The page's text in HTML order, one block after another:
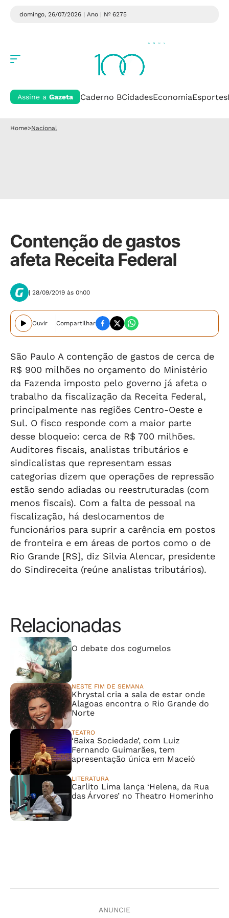
domingo, 26/07/2026 | Ano | Nº 6275
Assine a Gazeta Caderno BCidadesEconomiaEsportes
Home>Nacional
Contenção de gastos
afeta Receita Federal
| 28/09/2019 às 0h00
Ouvir Compartilhar
São Paulo A contenção de gastos de cerca de
R$ 900 milhões no orçamento do Ministério
da Fazenda imposto pelo governo já afeta o
trabalho da fiscalização da Receita Federal,
principalmente nas regiões Centro-Oeste e
Sul. O fisco responde com a maior parte
desse bloqueio: cerca de R$ 700 milhões.
Auditores fiscais, analistas tributários e
sindicalistas que representam essas
categorias dizem que operações de repressão
estão sendo adiadas ou reestruturadas (com
menos fiscais). Com a falta de pessoal na
fiscalização, há deslocamentos de
funcionários para suprir a carência em postos
de fronteira e em áreas de portos como o de
Rio Grande [RS], diz Silvia Alencar, presidente
do Sindireceita (reúne analistas tributários).
Relacionadas
O debate dos cogumelos
NESTE FIM DE SEMANA
Khrystal cria a sala de estar onde
Alagoas encontra o Rio Grande do
Norte
TEATRO
‘Baixa Sociedade’, com Luiz
Fernando Guimarães, tem
apresentação única em Maceió
LITERATURA
Carlito Lima lança ‘Helena, da Rua
das Árvores’ no Theatro Homerinho
ANUNCIE